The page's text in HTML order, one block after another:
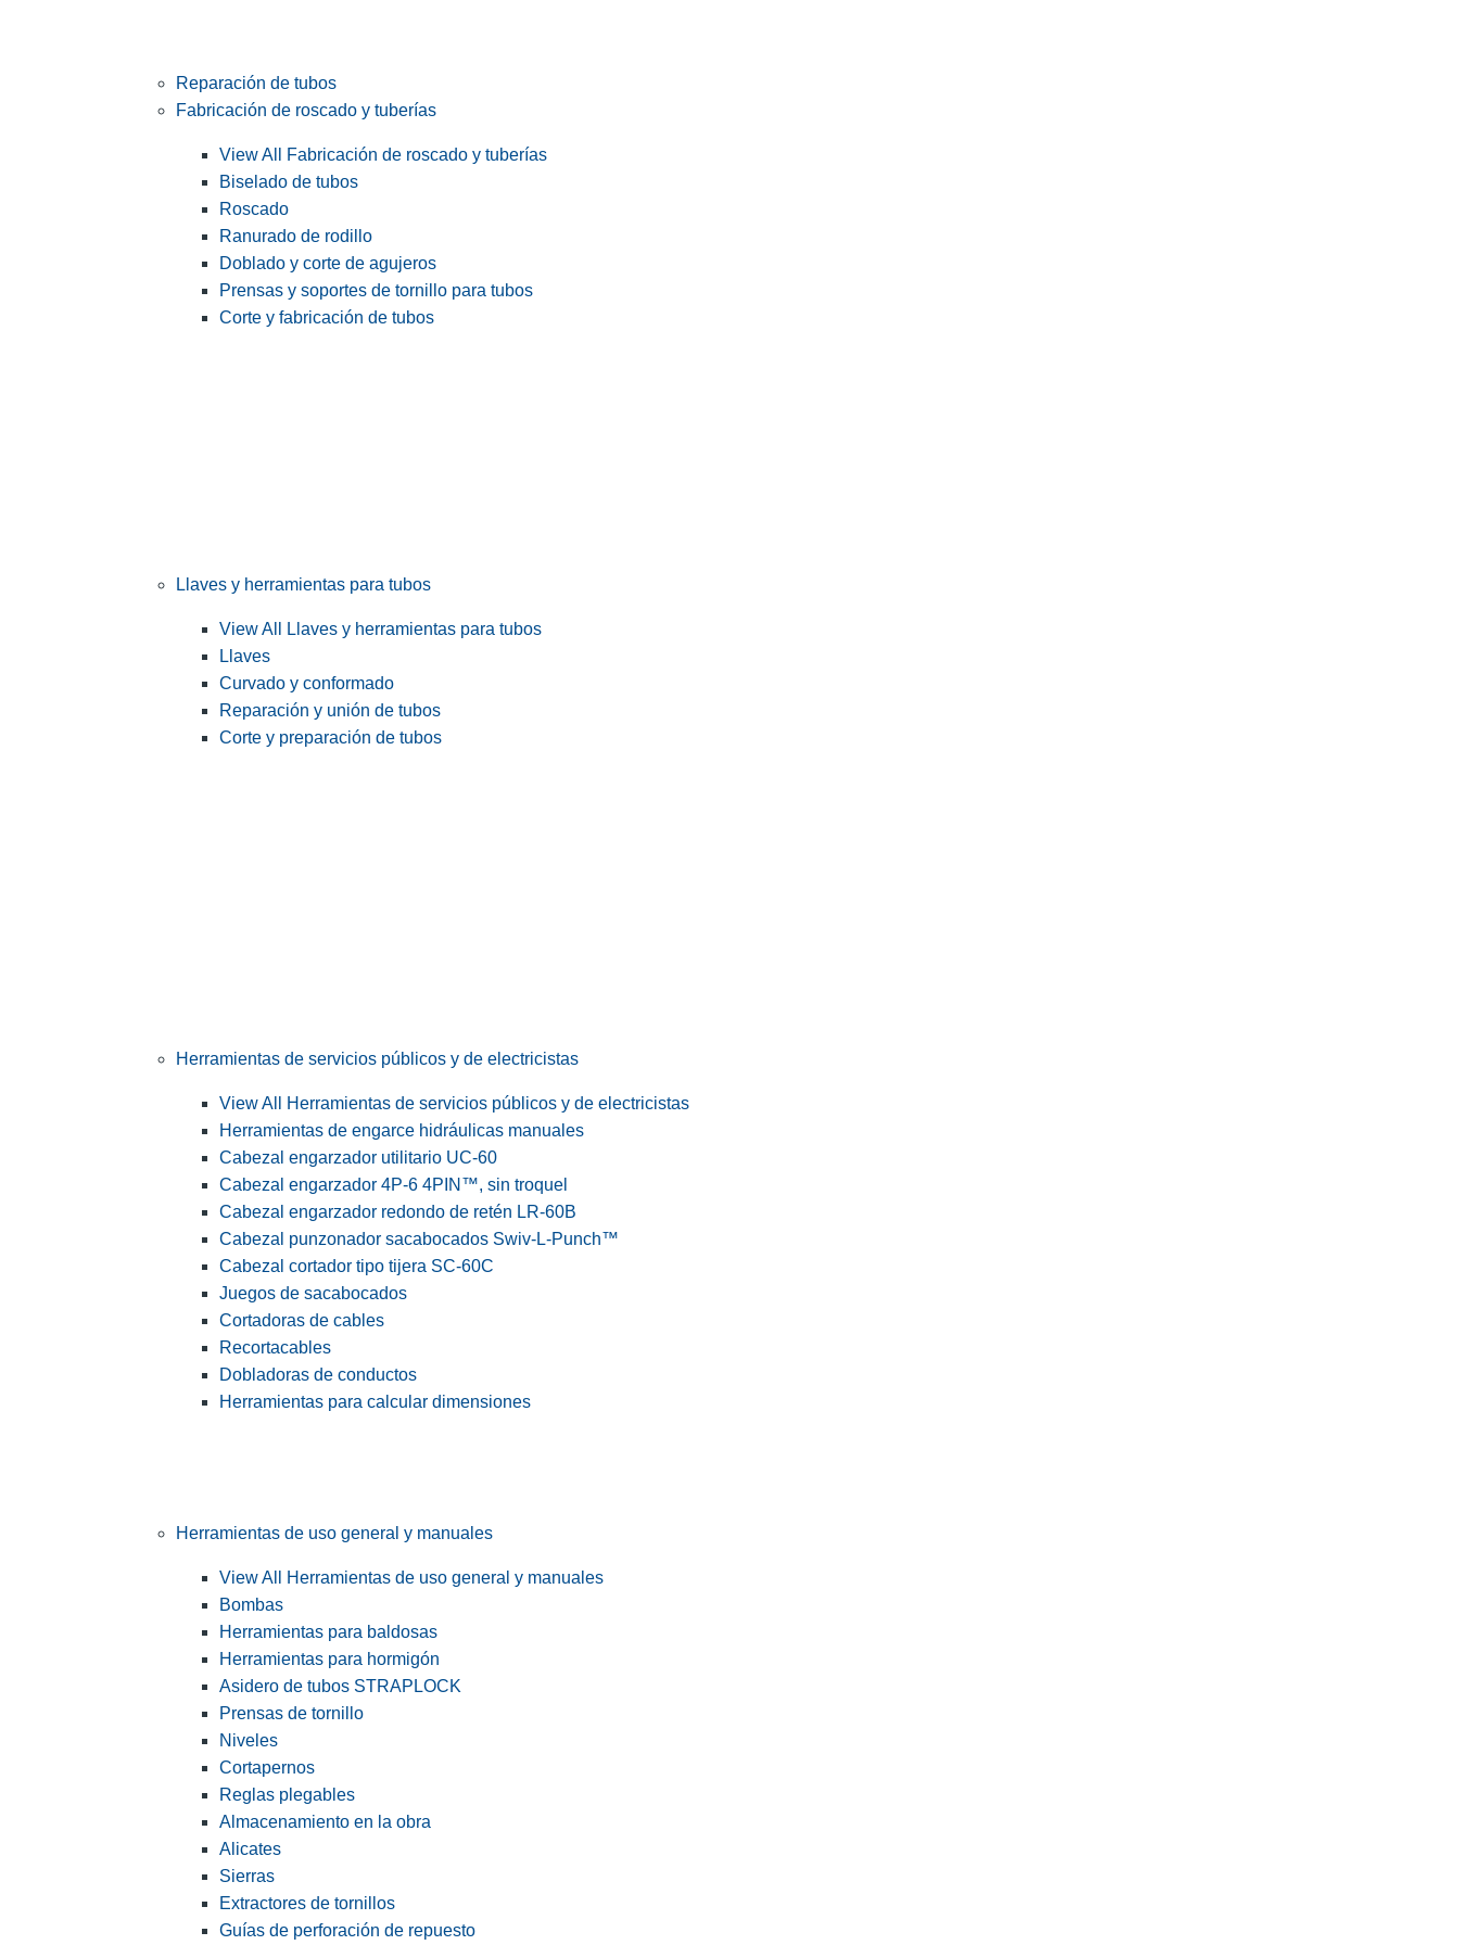
Reparación de tubos
Fabricación de roscado y tuberías
View All Fabricación de roscado y tuberías
Biselado de tubos
Roscado
Ranurado de rodillo
Doblado y corte de agujeros
Prensas y soportes de tornillo para tubos
Corte y fabricación de tubos
Llaves y herramientas para tubos
View All Llaves y herramientas para tubos
Llaves
Curvado y conformado
Reparación y unión de tubos
Corte y preparación de tubos
Herramientas de servicios públicos y de electricistas
View All Herramientas de servicios públicos y de electricistas
Herramientas de engarce hidráulicas manuales
Cabezal engarzador utilitario UC-60
Cabezal engarzador 4P-6 4PIN™, sin troquel
Cabezal engarzador redondo de retén LR-60B
Cabezal punzonador sacabocados Swiv-L-Punch™
Cabezal cortador tipo tijera SC-60C
Juegos de sacabocados
Cortadoras de cables
Recortacables
Dobladoras de conductos
Herramientas para calcular dimensiones
Herramientas de uso general y manuales
View All Herramientas de uso general y manuales
Bombas
Herramientas para baldosas
Herramientas para hormigón
Asidero de tubos STRAPLOCK
Prensas de tornillo
Niveles
Cortapernos
Reglas plegables
Almacenamiento en la obra
Alicates
Sierras
Extractores de tornillos
Guías de perforación de repuesto